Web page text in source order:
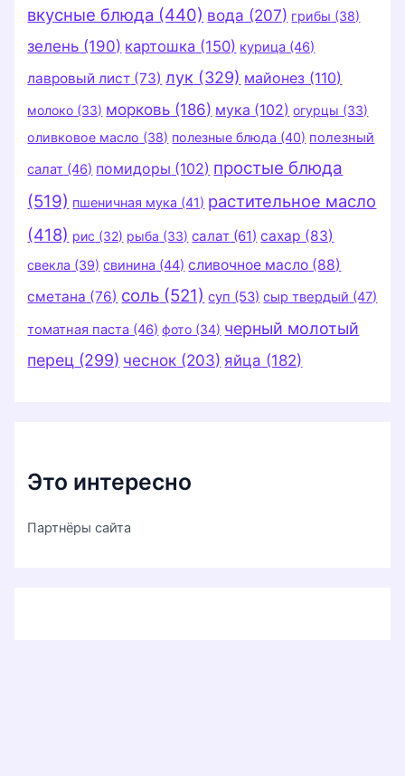
вкусные блюда (440) вода (207) грибы (38)
зелень (190) картошка (150) курица (46)
лавровый лист (73) лук (329) майонез (110)
молоко (33) морковь (186) мука (102) огурцы (33)
оливковое масло (38) полезные блюда (40) полезный
салат (46) помидоры (102) простые блюда
(519) пшеничная мука (41) растительное масло
(418) рис (32) рыба (33) салат (61) сахар (83)
свекла (39) свинина (44) сливочное масло (88)
сметана (76) соль (521) суп (53) сыр твердый (47)
томатная паста (46) фото (34) черный молотый
перец (299) чеснок (203) яйца (182)
Это интересно
Партнёры сайта